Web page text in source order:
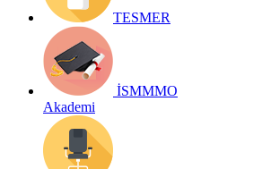
TESMER
İSMMMO
Akademi